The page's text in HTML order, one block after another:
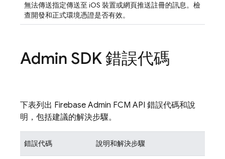
無法傳送指定傳送至 iOS 裝置或網頁推送註冊的訊息。檢
查開發和正式環境憑證是否有效。
Admin SDK 錯誤代碼
下表列出 Firebase Admin FCM API 錯誤代碼和說
明，包括建議的解決步驟。
錯誤代碼 說明和解決步驟